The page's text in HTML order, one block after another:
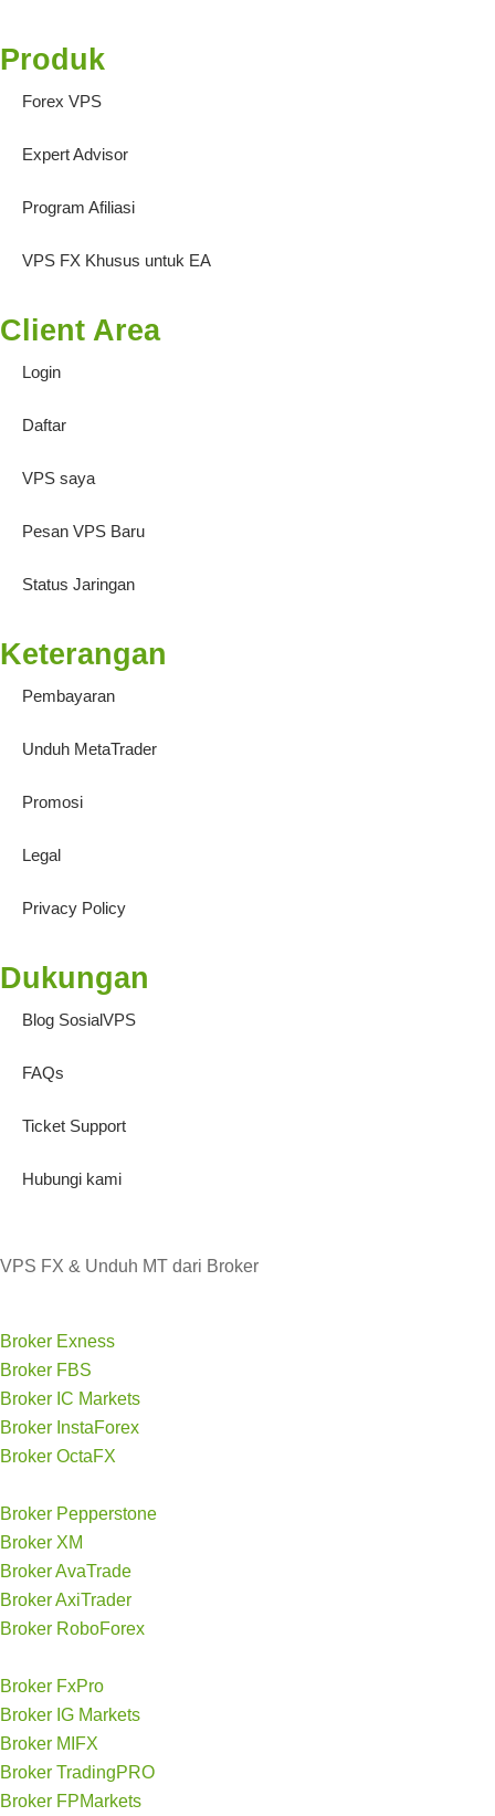
Produk
Forex VPS
Expert Advisor
Program Afiliasi
VPS FX Khusus untuk EA
Client Area
Login
Daftar
VPS saya
Pesan VPS Baru
Status Jaringan
Keterangan
Pembayaran
Unduh MetaTrader
Promosi
Legal
Privacy Policy
Dukungan
Blog SosialVPS
FAQs
Ticket Support
Hubungi kami
VPS FX & Unduh MT dari Broker
Broker Exness
Broker FBS
Broker IC Markets
Broker InstaForex
Broker OctaFX
Broker Pepperstone
Broker XM
Broker AvaTrade
Broker AxiTrader
Broker RoboForex
Broker FxPro
Broker IG Markets
Broker MIFX
Broker TradingPRO
Broker FPMarkets